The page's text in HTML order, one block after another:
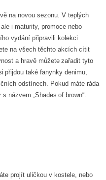
na novou sezonu. V teplých
i maturity, promoce nebo
vydání připravili kolekci
na všech těchto akcích cítit
a hravě můžete zařadit tyto
přijdou také fanynky denimu,
odstínech. Pokud máte ráda
názvem „Shades of brown“.
projít uličkou v kostele, nebo